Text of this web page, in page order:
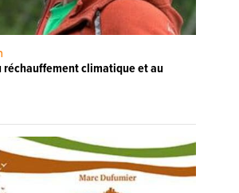
réchauffement climatique et au